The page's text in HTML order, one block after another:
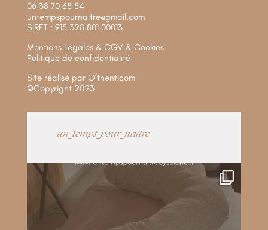
06 38 70 65 54
untempspournaitre@gmail.com
SIRET : 915 328 801 00013
Mentions Légales & CGV & Cookies
Politique de confidentialité
Site réalisé par O’thenticom
©Copyright 2023
un_temps_pour_naitre